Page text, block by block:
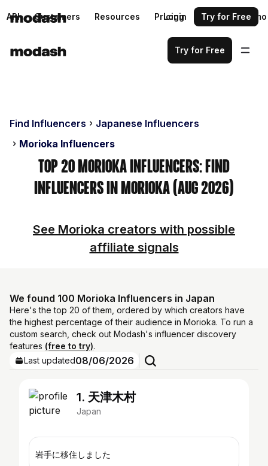
API Customers Resources Pricing Request a demo
Login Try for Free
Try for Free
Find Influencers
Japanese Influencers
Morioka Influencers
Top 20 Morioka Influencers: Find
Influencers in Morioka (Aug 2026)
See Morioka creators with possible
affiliate signals
We found 100 Morioka Influencers in Japan
Here's the top 20 of them, ordered by which creators have
the highest percentage of their audience in Morioka. To run a
custom search, check out Modash's influencer discovery
features (free to try).
Last updated08/06/2026
1. 天津木村
Japan
岩手に移住しました